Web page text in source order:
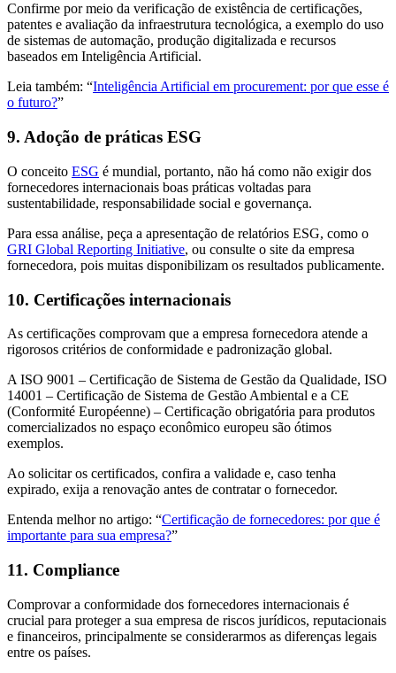
Confirme por meio da verificação de existência de certificações,
patentes e avaliação da infraestrutura tecnológica, a exemplo do uso
de sistemas de automação, produção digitalizada e recursos
baseados em Inteligência Artificial.
Leia também: “Inteligência Artificial em procurement: por que esse é
o futuro?”
9. Adoção de práticas ESG
O conceito ESG é mundial, portanto, não há como não exigir dos
fornecedores internacionais boas práticas voltadas para
sustentabilidade, responsabilidade social e governança.
Para essa análise, peça a apresentação de relatórios ESG, como o
GRI Global Reporting Initiative, ou consulte o site da empresa
fornecedora, pois muitas disponibilizam os resultados publicamente.
10. Certificações internacionais
As certificações comprovam que a empresa fornecedora atende a
rigorosos critérios de conformidade e padronização global.
A ISO 9001 – Certificação de Sistema de Gestão da Qualidade, ISO
14001 – Certificação de Sistema de Gestão Ambiental e a CE
(Conformité Européenne) – Certificação obrigatória para produtos
comercializados no espaço econômico europeu são ótimos
exemplos.
Ao solicitar os certificados, confira a validade e, caso tenha
expirado, exija a renovação antes de contratar o fornecedor.
Entenda melhor no artigo: “Certificação de fornecedores: por que é
importante para sua empresa?”
11. Compliance
Comprovar a conformidade dos fornecedores internacionais é
crucial para proteger a sua empresa de riscos jurídicos, reputacionais
e financeiros, principalmente se considerarmos as diferenças legais
entre os países.